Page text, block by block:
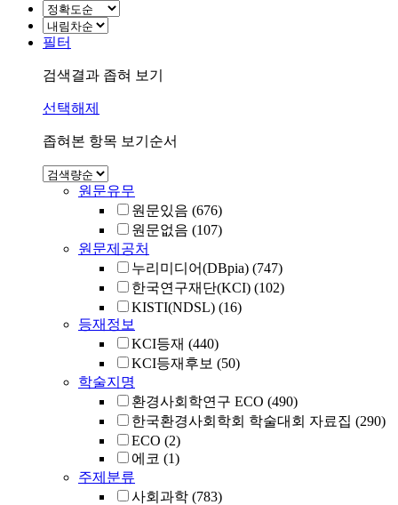
필터
검색결과 좁혀 보기
선택해제
좁혀본 항목 보기순서
원문유무
원문있음 (676)
원문없음 (107)
원문제공처
누리미디어(DBpia) (747)
한국연구재단(KCI) (102)
KISTI(NDSL) (16)
등재정보
KCI등재 (440)
KCI등재후보 (50)
학술지명
환경사회학연구 ECO (490)
한국환경사회학회 학술대회 자료집 (290)
ECO (2)
에코 (1)
주제분류
사회과학 (783)